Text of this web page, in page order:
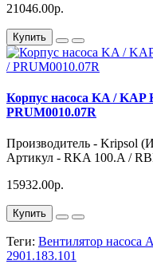
21046.00р.
Купить
Корпус насоса KA / KAP
PRUM0010.07R
Производитель - Kripsol
Артикул - RKA 100.A /
15932.00р.
Купить
Теги: Вентилятор насоса
2901.183.101